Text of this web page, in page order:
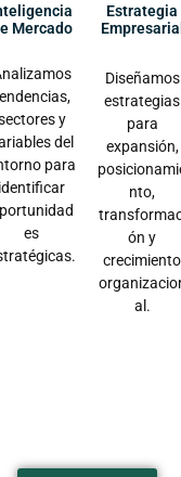
Mercado
y
del
para
identificar
es
Estrategia
Empresarial
Diseñamos
estrategias
para
expansión,
nto,
ón y
crecimiento
al.